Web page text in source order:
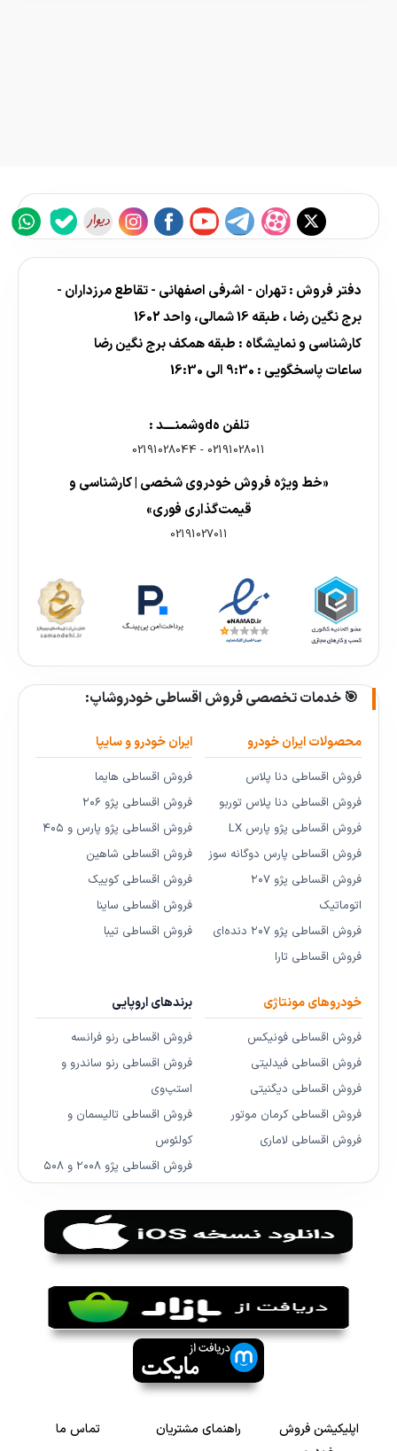
دفتر فروش : تهران - اشرفی اصفهانی - تقاطع مرزداران -
برج نگین رضا ، طبقه 16 شمالی، واحد 1602
کارشناسی و نمایشگاه : طبقه همکف برج نگین رضا
ساعات پاسخگویی : 9:30 الی 16:30
تلفن هdوشمنــــد :
02191028011
-
02191028044
«خط ویژه فروش خودروی شخصی | کارشناسی و
قیمت‌گذاری فوری»
02191027011
🎯 خدمات تخصصی فروش اقساطی خودروشاپ:
محصولات ایران خودرو
فروش اقساطی دنا پلاس
فروش اقساطی دنا پلاس توربو
فروش اقساطی پژو پارس LX
فروش اقساطی پارس دوگانه سوز
فروش اقساطی پژو ۲۰۷
اتوماتیک
فروش اقساطی پژو ۲۰۷ دنده‌ای
فروش اقساطی تارا
ایران خودرو و سایپا
فروش اقساطی هایما
فروش اقساطی پژو ۲۰۶
فروش اقساطی پژو پارس و ۴۰۵
فروش اقساطی شاهین
فروش اقساطی کوییک
فروش اقساطی ساینا
فروش اقساطی تیبا
خودروهای مونتاژی
فروش اقساطی فونیکس
فروش اقساطی فیدلیتی
فروش اقساطی دیگنیتی
فروش اقساطی کرمان موتور
فروش اقساطی لاماری
برندهای اروپایی
فروش اقساطی رنو فرانسه
فروش اقساطی رنو ساندرو و
استپ‌وی
فروش اقساطی تالیسمان و
کولئوس
فروش اقساطی پژو ۲۰۰۸ و ۵۰۸
اپلیکیشن فروش
راهنمای مشتریان تماس ما